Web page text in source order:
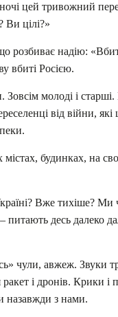
цей тривожний
Ви цілі?»
розбиває надію:
вбиті Росією.
Зовсім молоді і
від війни, які
будинках, на
Вже тихіше? Ми
питають десь далеко
чули, авжеж. Звуки
і дронів. Крики і
назавжди з нами.